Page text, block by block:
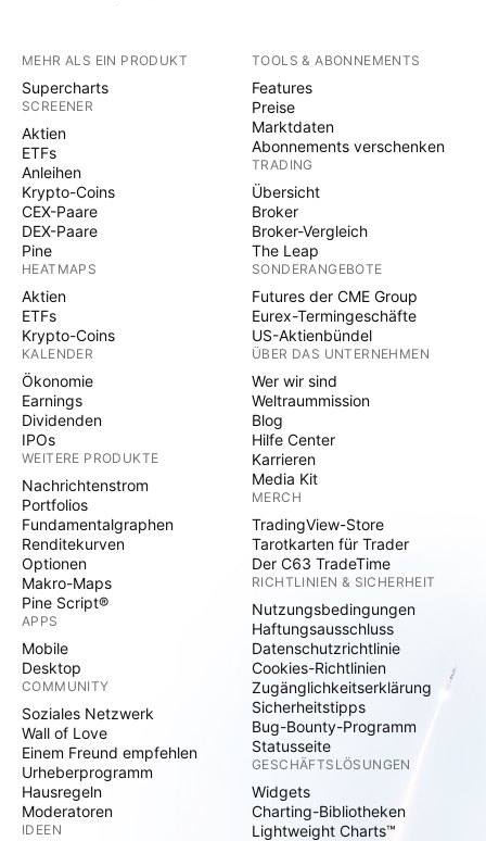
MEHR ALS EIN PRODUKT
Supercharts
SCREENER
Aktien
ETFs
Anleihen
Krypto-Coins
CEX-Paare
DEX-Paare
Pine
HEATMAPS
Aktien
ETFs
Krypto-Coins
KALENDER
Ökonomie
Earnings
Dividenden
IPOs
WEITERE PRODUKTE
Nachrichtenstrom
Portfolios
Fundamentalgraphen
Renditekurven
Optionen
Makro-Maps
Pine Script®
APPS
Mobile
Desktop
COMMUNITY
Soziales Netzwerk
Wall of Love
Einem Freund empfehlen
Urheberprogramm
Hausregeln
Moderatoren
IDEEN
TOOLS & ABONNEMENTS
Features
Preise
Marktdaten
Abonnements verschenken
TRADING
Übersicht
Broker
Broker-Vergleich
The Leap
SONDERANGEBOTE
Futures der CME Group
Eurex-Termingeschäfte
US-Aktienbündel
ÜBER DAS UNTERNEHMEN
Wer wir sind
Weltraummission
Blog
Hilfe Center
Karrieren
Media Kit
MERCH
TradingView-Store
Tarotkarten für Trader
Der C63 TradeTime
RICHTLINIEN & SICHERHEIT
Nutzungsbedingungen
Haftungsausschluss
Datenschutzrichtlinie
Cookies-Richtlinien
Zugänglichkeitserklärung
Sicherheitstipps
Bug-Bounty-Programm
Statusseite
GESCHÄFTSLÖSUNGEN
Widgets
Charting-Bibliotheken
Lightweight Charts™